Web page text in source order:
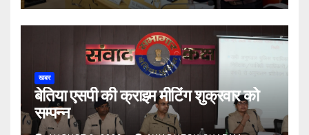
खबर
बेतिया एसपी की क्राइम मीटिंग शुक्रवार को
सम्पन्न